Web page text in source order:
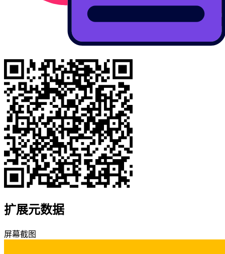
扩展元数据
屏幕截图